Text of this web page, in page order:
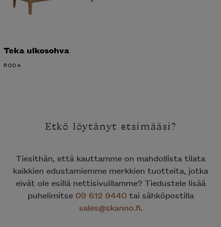
Teka ulkosohva
RODA
Etkö löytänyt etsimääsi?
Tiesithän, että kauttamme on mahdollista tilata
kaikkien edustamiemme merkkien tuotteita, jotka
eivät ole esillä nettisivuillamme? Tiedustele lisää
puhelimitse 09 612 9440tai sähköpostilla
sales@skanno.fi.